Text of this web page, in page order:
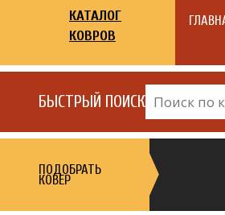
КАТАЛОГ
КОВРОВ
БЫСТРЫЙ ПОИСК
ПОДОБРАТЬ
КОВЕР